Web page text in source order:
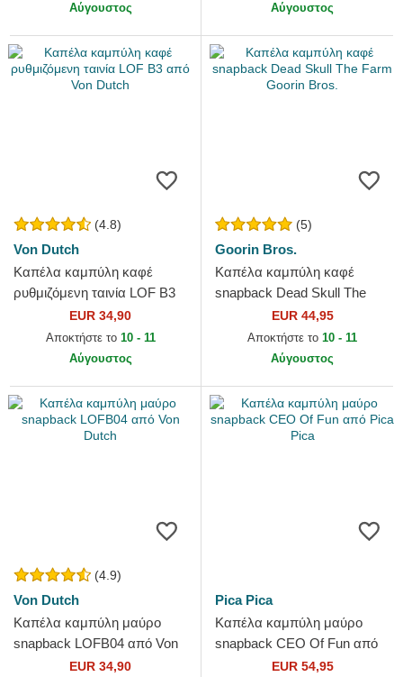
Αύγουστος
Αύγουστος
(4.8)
Von Dutch
Καπέλα καμπύλη καφέ
ρυθμιζόμενη ταινία LOF B3
από Von DutchEUR 34,90
Αποκτήστε το 10 - 11
Αύγουστος
(5)
Goorin Bros.
Καπέλα καμπύλη καφέ
snapback Dead Skull The
Farm Goorin Bros.
EUR 44,95
Αποκτήστε το 10 - 11
Αύγουστος
(4.9)
Von Dutch
Καπέλα καμπύλη μαύρο
snapback LOFB04 από Von
EUR 34,90
Pica Pica
Καπέλα καμπύλη μαύρο
snapback CEO Of Fun από
EUR 54,95